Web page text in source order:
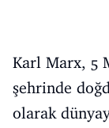
Karl Marx, 5
şehrinde
olarak